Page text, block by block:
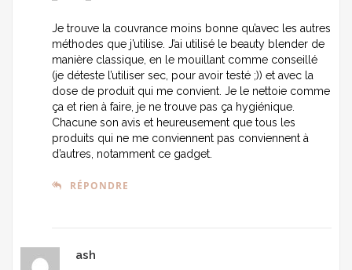
Je trouve la couvrance moins bonne qu’avec les autres
méthodes que j’utilise. J’ai utilisé le beauty blender de
manière classique, en le mouillant comme conseillé
(je déteste l’utiliser sec, pour avoir testé ;)) et avec la
dose de produit qui me convient. Je le nettoie comme
ça et rien à faire, je ne trouve pas ça hygiénique.
Chacune son avis et heureusement que tous les
produits qui ne me conviennent pas conviennent à
d’autres, notamment ce gadget.
RÉPONDRE
ash